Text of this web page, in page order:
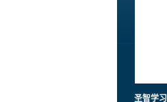
圣智学习